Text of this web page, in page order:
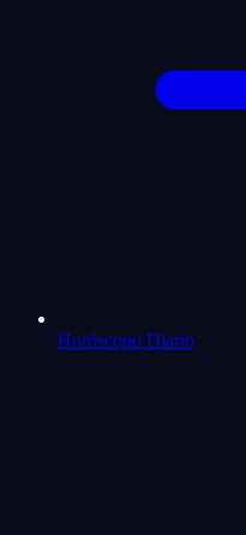
Horóscopo Diario